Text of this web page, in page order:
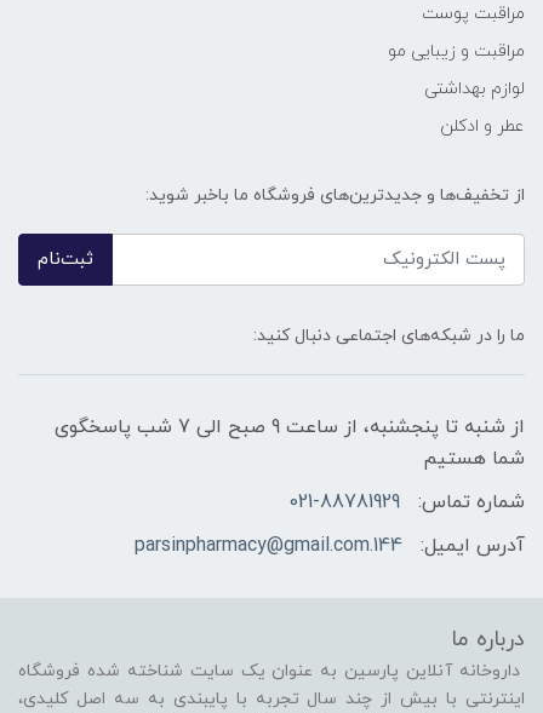
مراقبت پوست
مراقبت و زیبایی مو
لوازم بهداشتی
عطر و ادکلن
از تخفیف‌ها و جدیدترین‌های فروشگاه ما باخبر شوید:
ثبت‌نام
ما را در شبکه‌های اجتماعی دنبال کنید:
از شنبه تا پنجشنبه، از ساعت 9 صبح الی 7 شب پاسخگوی
شما هستیم
شماره تماس:
021-88781929
آدرس ایمیل:
144.parsinpharmacy@gmail.com
درباره ما
داروخانه آنلاین پارسین به عنوان یک سایت شناخته شده فروشگاه
اینترنتی با بیش از چند سال تجربه با پایبندی به سه اصل کلیدی،